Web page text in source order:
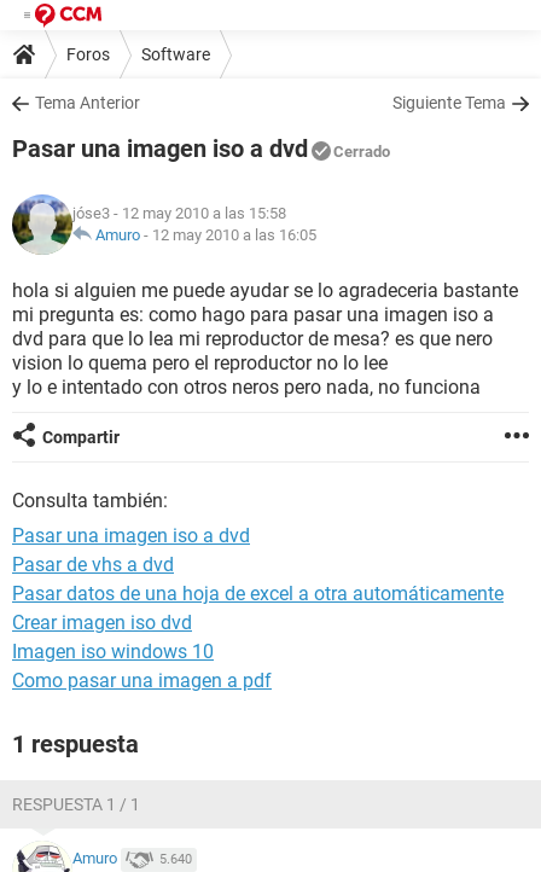
Foros Software
Tema Anterior Siguiente Tema
Pasar una imagen iso a dvd Cerrado
jóse3 - 12 may 2010 a las 15:58
Amuro - 12 may 2010 a las 16:05
hola si alguien me puede ayudar se lo agradeceria bastante
mi pregunta es: como hago para pasar una imagen iso a
dvd para que lo lea mi reproductor de mesa? es que nero
vision lo quema pero el reproductor no lo lee
y lo e intentado con otros neros pero nada, no funciona
Compartir
Consulta también:
Pasar una imagen iso a dvd
Pasar de vhs a dvd
Pasar datos de una hoja de excel a otra automáticamente
Crear imagen iso dvd
Imagen iso windows 10
Como pasar una imagen a pdf
1 respuesta
RESPUESTA 1 / 1
Amuro 5.640